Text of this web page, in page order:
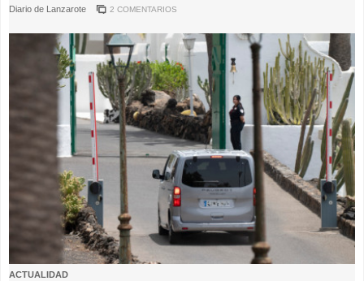
Diario de Lanzarote 2 COMENTARIOS
ACTUALIDAD